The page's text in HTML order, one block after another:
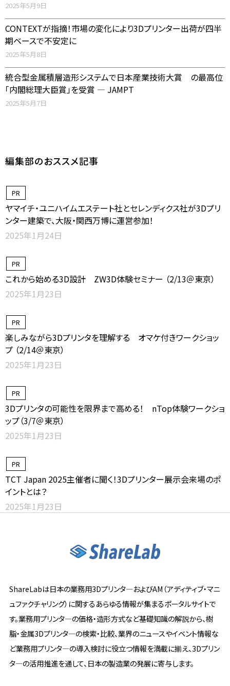
2025年5月9日
CONTEXTが指摘！市場の変化により3Dプリンター出荷が四半
期ベースで不安定に
2025年5月8日
統合型金属積層造形システムで日本産業技術大賞 の最高位
「内閣総理大臣賞」を受賞 ― JAMPT
2025年5月7日
編集部のおススメ記事
PR
ヤマイチ・ユニハイムエステート社とセレンディクス社が3Dプリ
ンター建築で、大阪・関西万博に運営参加！
2025年1月24日
PR
これから始める3D設計 ZW3D体験セミナー （2/13＠東京）
2025年1月23日
PR
楽しみながら3Dプリンタを理解する オマケ付きワークショッ
プ （2/14＠東京）
2025年1月23日
PR
3Dプリンタの可能性を限界まで高める！ nTop体験ワークショ
ップ（3/7＠東京）
2025年1月23日
PR
TCT Japan 2025主催者に聞く！3Dプリンター展示会来場のポ
イントとは？
2025年1月23日
ShareLabは日本の業務用3Dプリンタ―およびAM（アディティブ・マニ
ュファクチャリング）に関するあらゆる情報が集まるポータルサイトで
す。業務用プリンタ―の価格・造形方式など基礎知識の解説から、樹
脂・金属3Dプリンタ―の検索・比較、業界のニュースやイベント情報な
ど業務用プリンタ―の導入検討に役立つ情報を満載に揃え、3Dプリン
タ―の活用推進を通して、日本の製造業の発展に寄与します。